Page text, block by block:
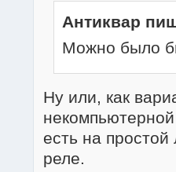
Антиквар
Можно было
Ну или, как
есть на
реле.